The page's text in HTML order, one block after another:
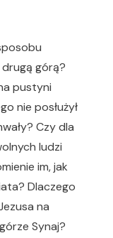
górą?
pustyni
nie posłużył
Czy dla
ludzi
im, jak
Dlaczego
na
Synaj?